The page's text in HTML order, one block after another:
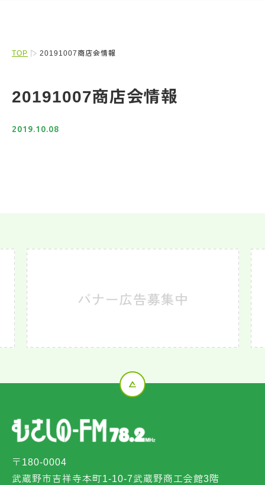
TOP 20191007商店会情報
20191007商店会情報
2019.10.08
〒180-0004
武蔵野市吉祥寺本町1-10-7武蔵野商工会館3階